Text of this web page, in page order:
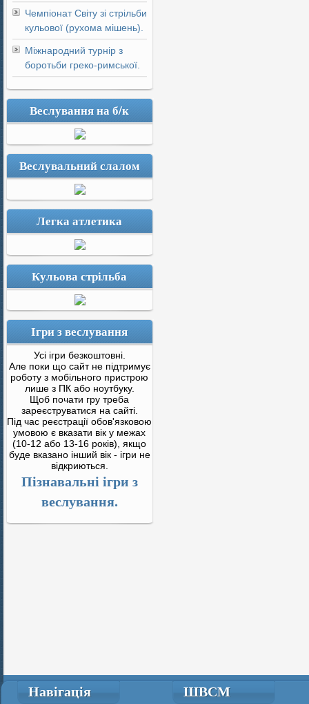
Чемпіонат Світу зі стрільби
кульової (рухома мішень).
Міжнародний турнір з
боротьби греко-римської.
Веслування на б/к
Веслувальний слалом
Легка атлетика
Кульова стрільба
Ігри з веслування
Усі ігри безкоштовні.
Але поки що сайт не підтримує
роботу з мобільного пристрою
лише з ПК або ноутбуку.
Щоб почати гру треба
зареєструватися на сайті.
Під час реєстрації обов'язковою
умовою є вказати вік у межах
(10-12 або 13-16 років), якщо
буде вказано інший вік - ігри не
відкриються.
Пізнавальні ігри з
веслування.
Навігація ШВСМ